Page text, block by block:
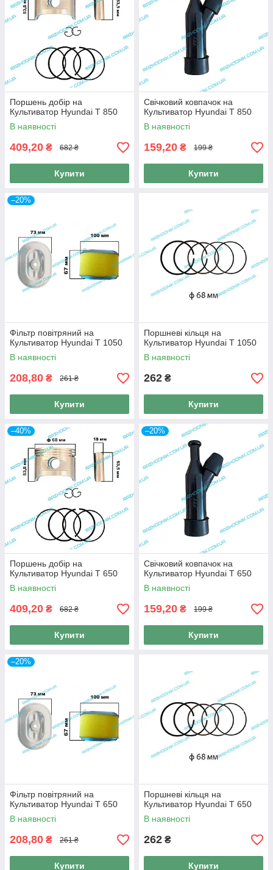
Поршень добір на
Культиватор Hyundai T 850
В наявності
409,20 ₴ 682 ₴
Купити
Свічковий ковпачок на
Культиватор Hyundai T 850
В наявності
159,20 ₴ 199 ₴
Купити
–20%
Фільтр повітряний на
Культиватор Hyundai T 1050
В наявності
208,80 ₴ 261 ₴
Купити
Поршневі кільця на
Культиватор Hyundai T 1050
В наявності
262 ₴
Купити
–40%
Поршень добір на
Культиватор Hyundai T 650
В наявності
409,20 ₴ 682 ₴
Купити
–20%
Свічковий ковпачок на
Культиватор Hyundai T 650
В наявності
159,20 ₴ 199 ₴
Купити
–20%
Фільтр повітряний на
Культиватор Hyundai T 650
В наявності
208,80 ₴ 261 ₴
Купити
Поршневі кільця на
Культиватор Hyundai T 650
В наявності
262 ₴
Купити